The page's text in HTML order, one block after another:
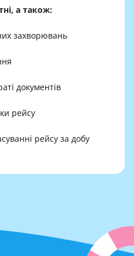
а також:
захворювань
документів
рейсу
рейсу за добу